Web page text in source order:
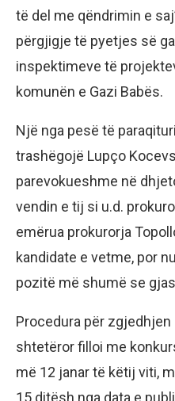
të del me qëndrimin e
përgjigje të pyetjes së
inspektimeve të
komunën e Gazi Babës.
Një nga pesë të
trashëgojë Lupço
parevokueshme në
vendin e tij si u.d.
emërua prokurorja
kandidate e vetme, por
pozitë më shumë se
Procedura për
shtetëror filloi me
më 12 janar të këtij viti,
15 ditësh nga data e